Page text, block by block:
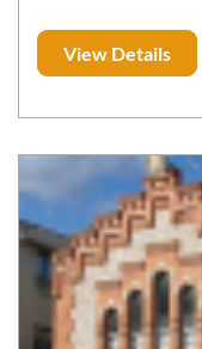
View Details